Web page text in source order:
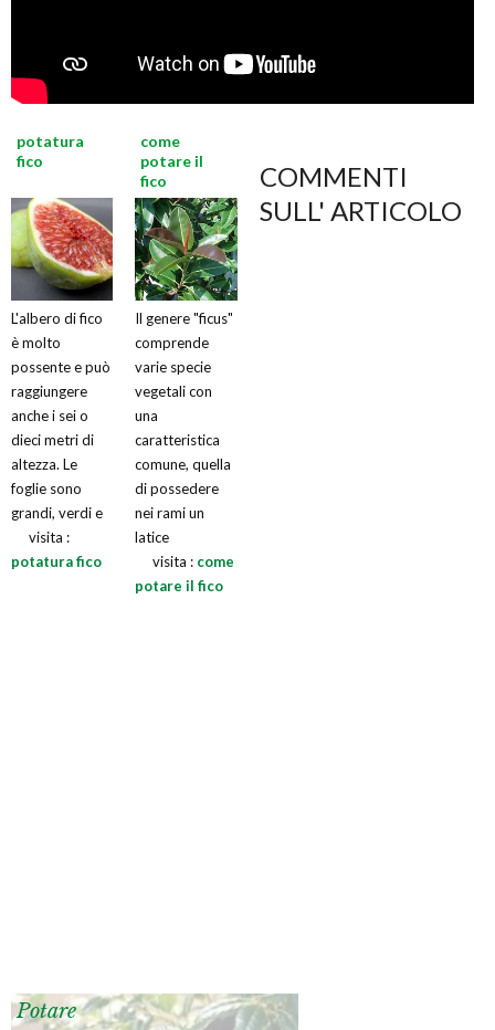
potatura
fico
L'albero di fico
è molto
possente e può
raggiungere
anche i sei o
dieci metri di
altezza. Le
foglie sono
grandi, verdi e
visita :
potatura fico
come
potare il
fico
Il genere "ficus"
comprende
varie specie
vegetali con
una
caratteristica
comune, quella
di possedere
nei rami un
latice
visita : come
potare il fico
COMMENTI
SULL' ARTICOLO
Potare